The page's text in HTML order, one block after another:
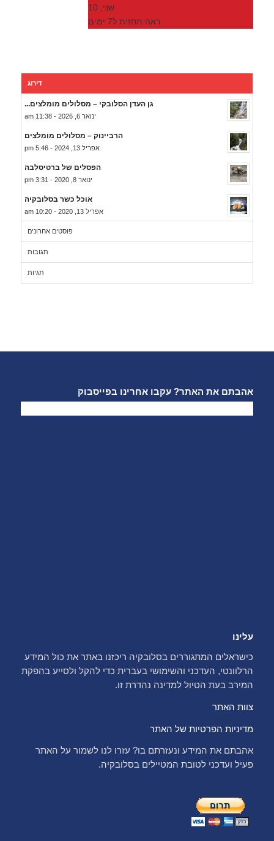
שני, 10
ראה תחזית ל7 ימים
דירוג
גן העדן הסלובקי – מסלולים מומלצים...
ינואר 6, 2026 - 11:38 am
הרביינוק – מסלולים מומלצים
אפריל 13, 2024 - 5:46 pm
הפסלים של ברטיסלבה
ינואר 8, 2020 - 3:31 pm
אוכל כשר בסלובקיה
אפריל 13, 2020 - 10:20 am
פוסטים אחרונים
תגובות
תגיות
אהבתם את האתר? עקבו אחרינו בפייסבוק
עלינו
כישראלים המתגוררים בסלובקיה ריכזנו באתר את כול המידע
הרלוונטי, העדכני והשימושי בעברית כדי להקל ולסייע בהפקת
המירב בעת הטיול למדינה נהדרת זו.
צוות האתר
מדיניות הפרטיות של האתר
אהבתם את המידע ונעזרתם בו? עזרו לנו לשמור על האתר
פעיל ועדכני לטובת המטיילים בסלובקיה.